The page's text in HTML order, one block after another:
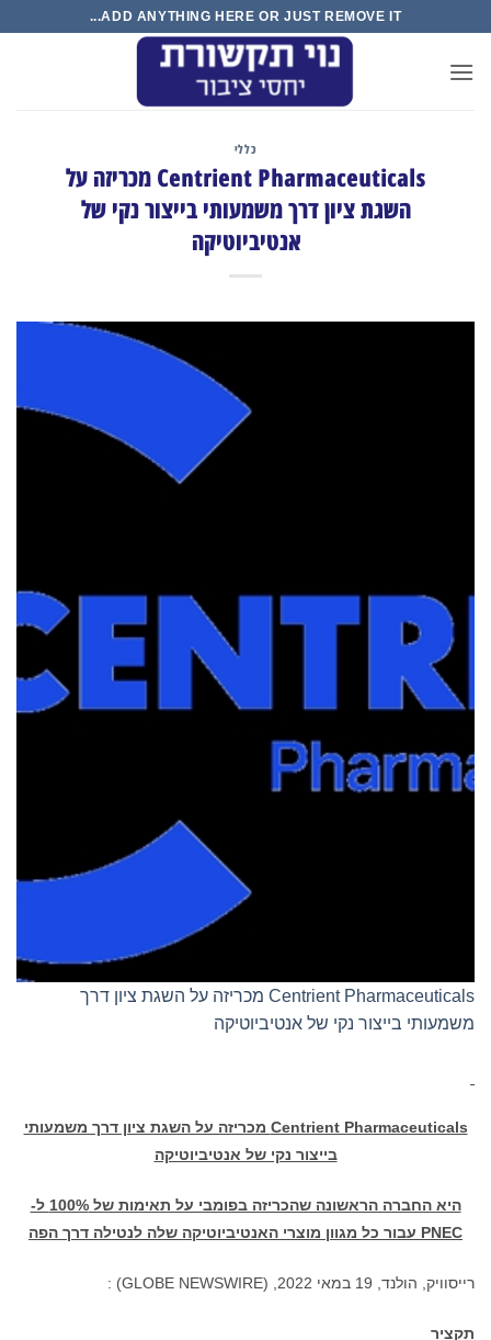
content
ADD ANYTHING HERE OR JUST REMOVE IT...
כללי
Centrient Pharmaceuticals מכריזה על
השגת ציון דרך משמעותי בייצור נקי של
אנטיביוטיקה
Centrient Pharmaceuticals מכריזה על השגת ציון דרך
משמעותי בייצור נקי של אנטיביוטיקה
Centrient Pharmaceuticals מכריזה על השגת ציון דרך משמעותי
בייצור נקי של אנטיביוטיקה
היא החברה הראשונה שהכריזה בפומבי על תאימות של 100% ל-
PNEC עבור כל מגוון מוצרי האנטיביוטיקה שלה לנטילה דרך הפה
רייסוויק, הולנד, 19 במאי 2022, (GLOBE NEWSWIRE) :
תקציר